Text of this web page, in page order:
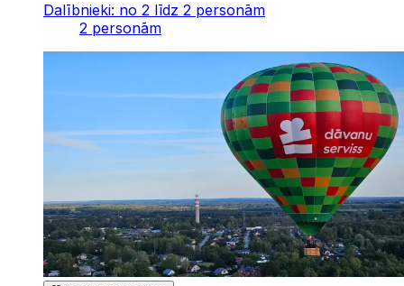
Dalībnieki: no 2 līdz 2 personām
2 personām